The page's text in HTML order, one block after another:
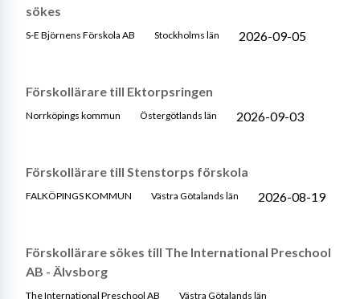
sökes
S-E Björnens Förskola AB Stockholms län 2026-09-05
Förskollärare till Ektorpsringen
Norrköpings kommun Östergötlands län 2026-09-03
Förskollärare till Stenstorps förskola
FALKÖPINGS KOMMUN Västra Götalands län 2026-08-19
Förskollärare sökes till The International Preschool
AB - Älvsborg
The International Preschool AB Västra Götalands län